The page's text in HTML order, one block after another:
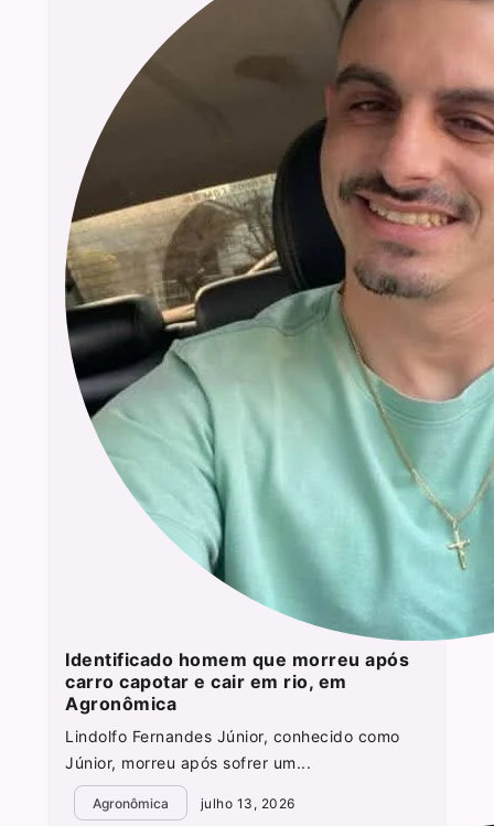
Identificado homem que morreu após
carro capotar e cair em rio, em
Agronômica
Lindolfo Fernandes Júnior, conhecido como
Júnior, morreu após sofrer um...
Agronômica julho 13, 2026